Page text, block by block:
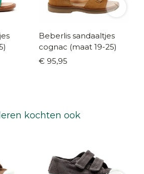
Beberlis sandaaltjes
cognac (maat 19-25)
€ 95,95
kochten ook